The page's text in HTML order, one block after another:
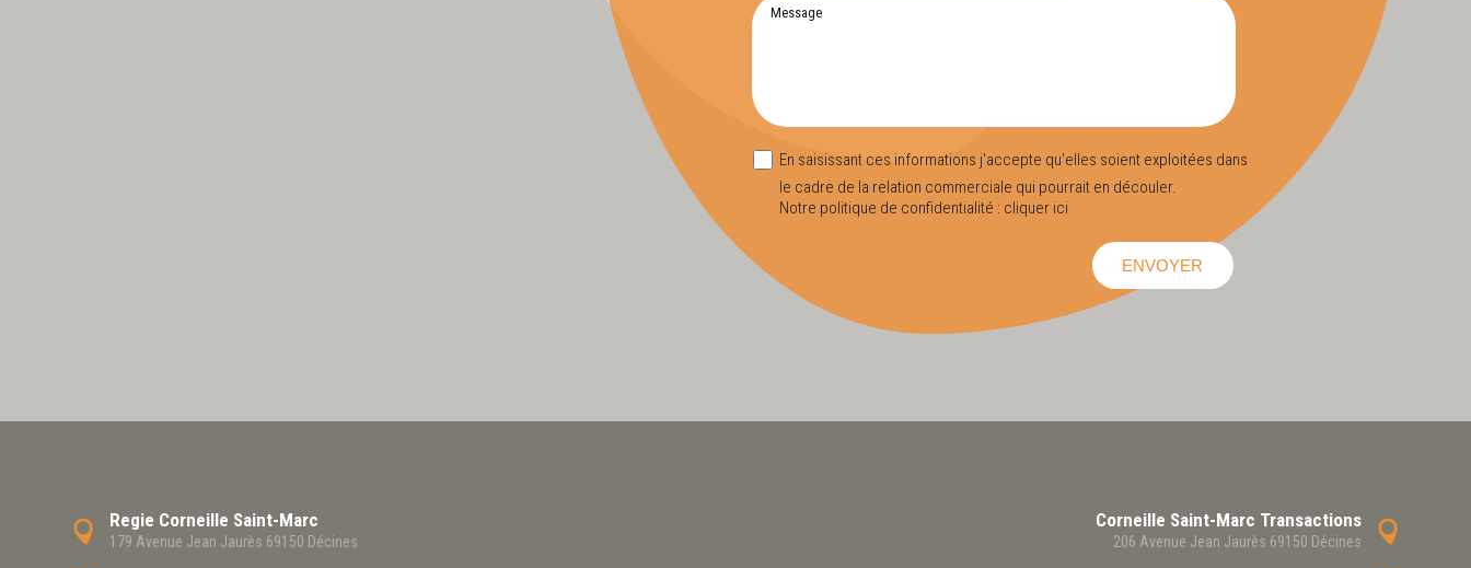
En saisissant ces informations j'accepte qu'elles soient exploitées dans
le cadre de la relation commerciale qui pourrait en découler.
Notre politique de confidentialité : cliquer ici
Regie Corneille Saint-Marc
179 Avenue Jean Jaurès 69150 Décines
Corneille Saint-Marc Transactions
206 Avenue Jean Jaurès 69150 Décines